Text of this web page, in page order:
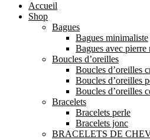
Accueil
Shop
Bagues
Bagues minimaliste
Bagues avec pierre
Boucles d’oreilles
Boucles d’oreilles
Boucles d’oreilles
Boucles d’oreilles
Bracelets
Bracelets perle
Bracelets jonc
BRACELETS DE